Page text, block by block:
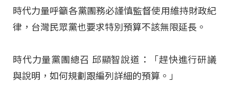
時代力量呼籲各黨團務必謹慎監督使用維持財政紀
律，台灣民眾黨也要求特別預算不該無限延長。
時代力量黨團總召 邱顯智說道：「趕快進行研議
與說明，如何規劃跟編列詳細的預算。」